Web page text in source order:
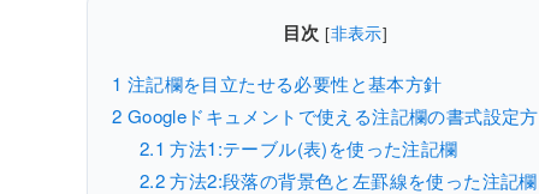
目次 [非表示]
1 注記欄を目立たせる必要性と基本方針
2 Googleドキュメントで使える注記欄の書式設定
2.1 方法1:テーブル(表)を使った注記欄
2.2方法2:段落の背景色と左罫線を使った注記欄